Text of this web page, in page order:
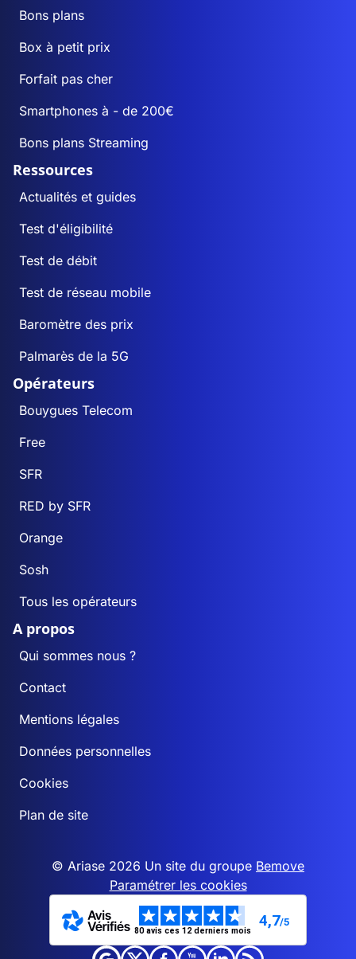
Bons plans
Box à petit prix
Forfait pas cher
Smartphones à - de 200€
Bons plans Streaming
Ressources
Actualités et guides
Test d'éligibilité
Test de débit
Test de réseau mobile
Baromètre des prix
Palmarès de la 5G
Opérateurs
Bouygues Telecom
Free
SFR
RED by SFR
Orange
Sosh
Tous les opérateurs
A propos
Qui sommes nous ?
Contact
Mentions légales
Données personnelles
Cookies
Plan de site
© Ariase 2026 Un site du groupe Bemove
Paramétrer les cookies
80 avis ces 12 derniers mois
4,7/5